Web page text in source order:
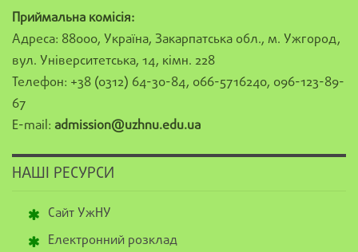
Приймальна комісія:
Адреса: 88000, Україна, Закарпатська обл., м. Ужгород,
вул. Університетська, 14, кімн. 228
Телефон: +38 (0312) 64-30-84, 066-5716240, 096-123-89-
67
E-mail: admission@uzhnu.edu.ua
НАШІ РЕСУРСИ
Сайт УжНУ
Електронний розклад